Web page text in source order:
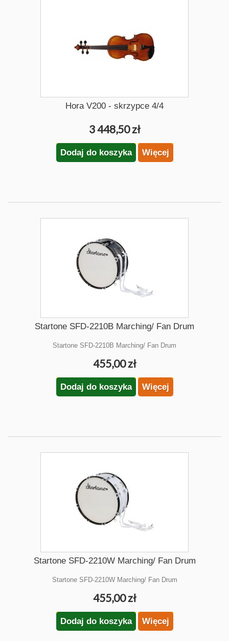
Hora V200 - skrzypce 4/4
3 448,50 zł
Dodaj do koszyka Więcej
Startone SFD-2210B Marching/ Fan Drum
Startone SFD-2210B Marching/ Fan Drum
455,00 zł
Dodaj do koszyka Więcej
Startone SFD-2210W Marching/ Fan Drum
Startone SFD-2210W Marching/ Fan Drum
455,00 zł
Dodaj do koszyka Więcej